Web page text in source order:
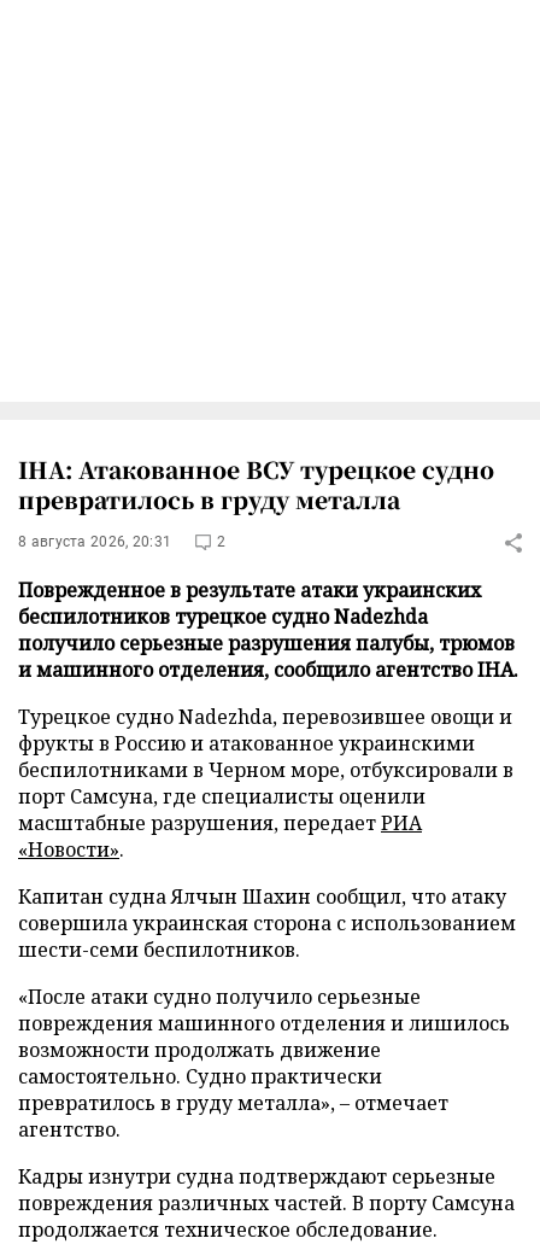
IHA: Атакованное ВСУ турецкое судно
превратилось в груду металла
8 августа 2026, 20:31 2
Поврежденное в результате атаки украинских
беспилотников турецкое судно Nadezhda
получило серьезные разрушения палубы, трюмов
и машинного отделения, сообщило агентство IHA.
Турецкое судно Nadezhda, перевозившее овощи и
фрукты в Россию и атакованное украинскими
беспилотниками в Черном море, отбуксировали в
порт Самсуна, где специалисты оценили
масштабные разрушения, передаетРИА
«Новости».
Капитан судна Ялчын Шахин сообщил, что атаку
совершила украинская сторона с использованием
шести-семи беспилотников.
«После атаки судно получило серьезные
повреждения машинного отделения и лишилось
возможности продолжать движение
самостоятельно. Судно практически
превратилось в груду металла», – отмечает
агентство.
Кадры изнутри судна подтверждают серьезные
повреждения различных частей. В порту Самсуна
продолжается техническое обследование.